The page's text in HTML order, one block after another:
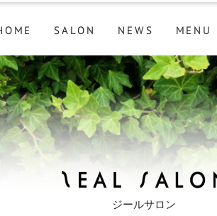
SALON NEWS MENU
ジールサロン